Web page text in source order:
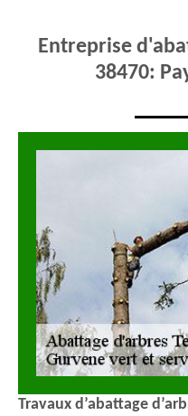
Entreprise
38470:
Travaux d’abattage